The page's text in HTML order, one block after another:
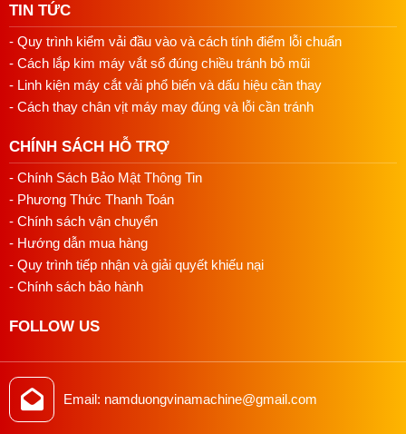
TIN TỨC
- Quy trình kiểm vải đầu vào và cách tính điểm lỗi chuẩn
- Cách lắp kim máy vắt sổ đúng chiều tránh bỏ mũi
- Linh kiện máy cắt vải phổ biến và dấu hiệu cần thay
- Cách thay chân vịt máy may đúng và lỗi cần tránh
CHÍNH SÁCH HỖ TRỢ
- Chính Sách Bảo Mật Thông Tin
- Phương Thức Thanh Toán
- Chính sách vận chuyển
- Hướng dẫn mua hàng
- Quy trình tiếp nhận và giải quyết khiếu nại
- Chính sách bảo hành
FOLLOW US
Email: namduongvinamachine@gmail.com